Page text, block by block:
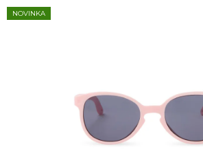
produktu
NOVINKA